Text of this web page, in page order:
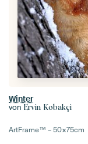
Winter
von Ervin Kobakçi
ArtFrame™ –50×75cm